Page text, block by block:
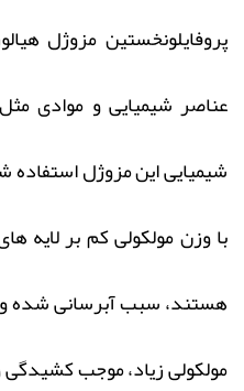
پروفایلونخستین مزوژل
شیمیایی این مزوژل
با وزن مولکولی کم بر
هستند، سبب آبرسانی شده و
مولکولی زیاد، موجب